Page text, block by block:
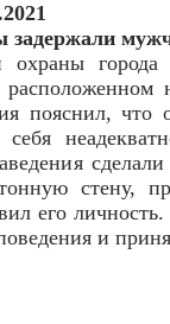
задержали
пояснил,
стену,
его
и